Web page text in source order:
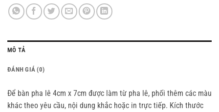
MÔ TẢ
ĐÁNH GIÁ (0)
Để bàn pha lê 4cm x 7cm được làm từ pha lê, phối thêm các màu
khác theo yêu cầu, nội dung khắc hoặc in trực tiếp. Kích thước